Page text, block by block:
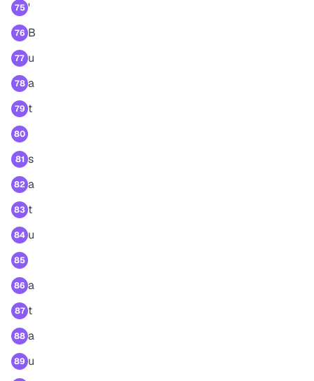
75 '
76 B
77 u
78 a
79 t
80
81 s
82 a
83 t
84 u
85
86 a
87 t
88 a
89 u